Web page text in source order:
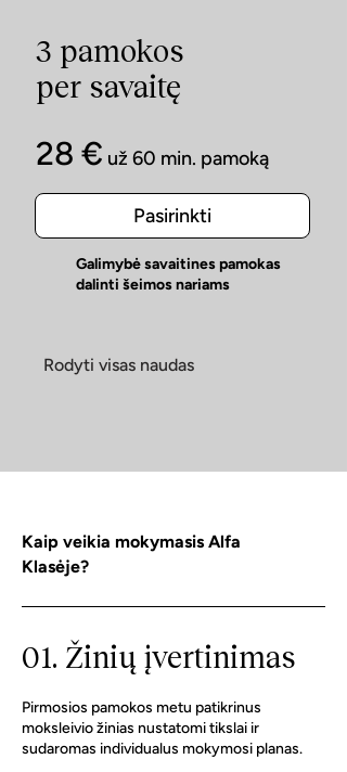
3 pamokos
per savaitę
28 € už 60 min. pamoką
Pasirinkti
Galimybė savaitines pamokas
dalinti šeimos nariams
Rodyti visas naudas
Kaip veikia mokymasis Alfa
Klasėje?
01. Žinių įvertinimas
Pirmosios pamokos metu patikrinus
moksleivio žinias nustatomi tikslai ir
sudaromas individualus mokymosi planas.